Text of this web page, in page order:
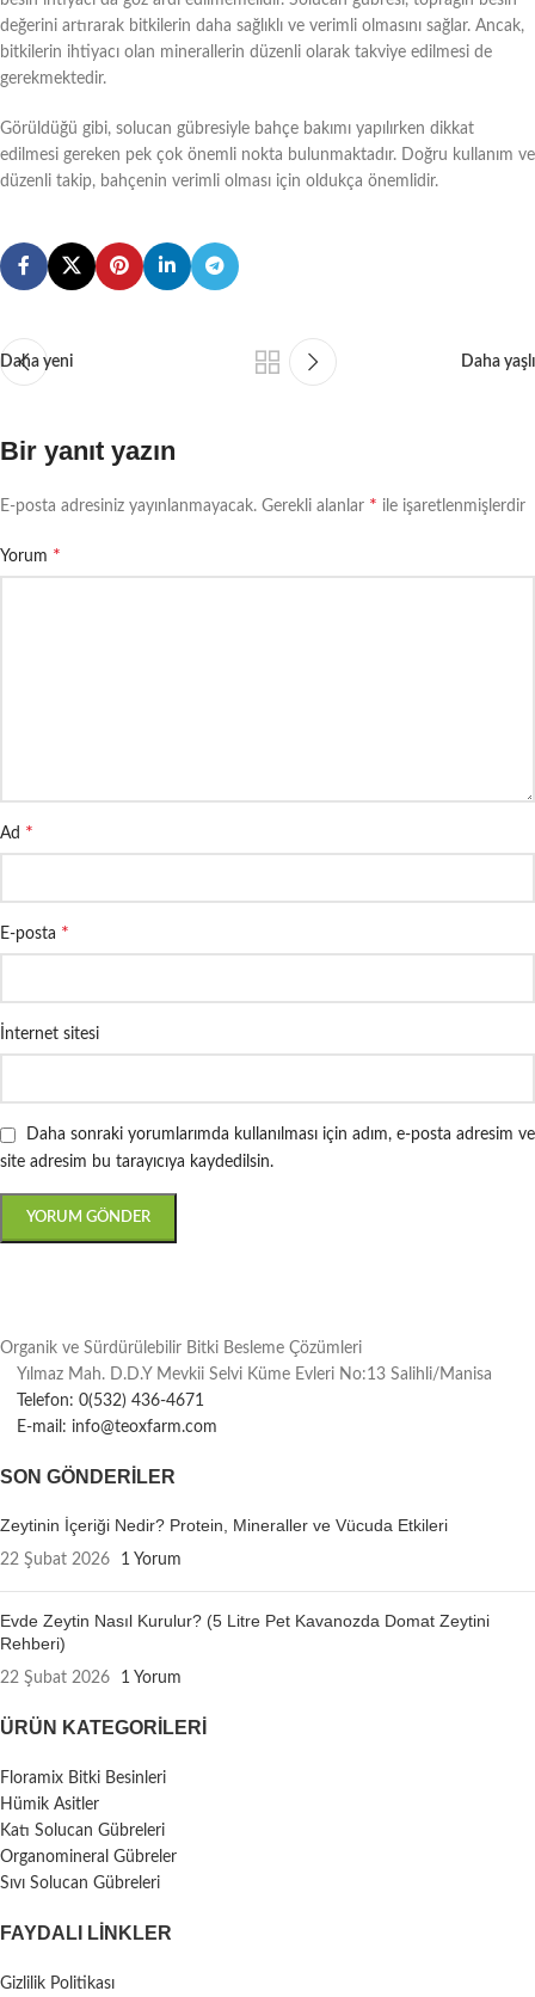
değerini artırarak bitkilerin daha sağlıklı ve verimli olmasını sağlar. Ancak,
bitkilerin ihtiyacı olan minerallerin düzenli olarak takviye edilmesi de
gerekmektedir.
Görüldüğü gibi, solucan gübresiyle bahçe bakımı yapılırken dikkat
edilmesi gereken pek çok önemli nokta bulunmaktadır. Doğru kullanım ve
düzenli takip, bahçenin verimli olması için oldukça önemlidir.
Daha yeni Daha yaşlı
Bir yanıt yazın
E-posta adresiniz yayınlanmayacak. Gerekli alanlar * ile işaretlenmişlerdir
Yorum *
Ad *
E-posta *
İnternet sitesi
Daha sonraki yorumlarımda kullanılması için adım, e-posta adresim ve
site adresim bu tarayıcıya kaydedilsin.
Organik ve Sürdürülebilir Bitki Besleme Çözümleri
Yılmaz Mah. D.D.Y Mevkii Selvi Küme Evleri No:13 Salihli/Manisa
Telefon: 0(532) 436-4671
E-mail: info@teoxfarm.com
SON GÖNDERILER
Zeytinin İçeriği Nedir? Protein, Mineraller ve Vücuda Etkileri
22 Şubat 2026 1 Yorum
Evde Zeytin Nasıl Kurulur? (5 Litre Pet Kavanozda Domat Zeytini
Rehberi)
22 Şubat 2026 1 Yorum
ÜRÜN KATEGORILERI
Floramix Bitki Besinleri
Hümik Asitler
Katı Solucan Gübreleri
Organomineral Gübreler
Sıvı Solucan Gübreleri
FAYDALI LİNKLER
Gizlilik Politikası